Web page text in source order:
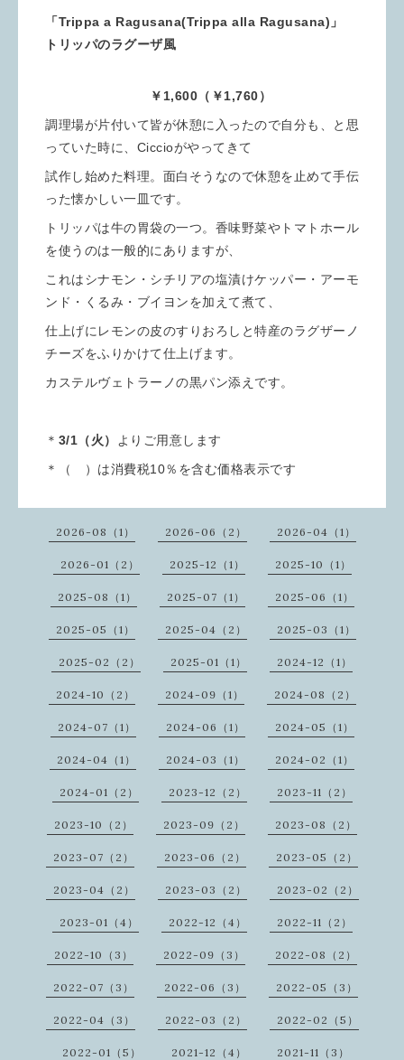
「Trippa a Ragusana(Trippa alla Ragusana)」
トリッパのラグーザ風
￥1,600（￥1,760）
調理場が片付いて皆が休憩に入ったので自分も、と思
っていた時に、Ciccioがやってきて
試作し始めた料理。面白そうなので休憩を止めて手伝
った懐かしい一皿です。
トリッパは牛の胃袋の一つ。香味野菜やトマトホール
を使うのは一般的にありますが、
これはシナモン・シチリアの塩漬けケッパー・アーモ
ンド・くるみ・ブイヨンを加えて煮て、
仕上げにレモンの皮のすりおろしと特産のラグザーノ
チーズをふりかけて仕上げます。
カステルヴェトラーノの黒パン添えです。
＊ 3/1（火）
よりご用意します
＊（ ）は消費税10％を含む価格表示です
2026-08（1） 2026-06（2） 2026-04（1）
2026-01（2） 2025-12（1） 2025-10（1）
2025-08（1） 2025-07（1） 2025-06（1）
2025-05（1） 2025-04（2） 2025-03（1）
2025-02（2） 2025-01（1） 2024-12（1）
2024-10（2） 2024-09（1） 2024-08（2）
2024-07（1） 2024-06（1） 2024-05（1）
2024-04（1） 2024-03（1） 2024-02（1）
2024-01（2） 2023-12（2） 2023-11（2）
2023-10（2） 2023-09（2） 2023-08（2）
2023-07（2） 2023-06（2） 2023-05（2）
2023-04（2） 2023-03（2） 2023-02（2）
2023-01（4） 2022-12（4） 2022-11（2）
2022-10（3） 2022-09（3） 2022-08（2）
2022-07（3） 2022-06（3） 2022-05（3）
2022-04（3） 2022-03（2） 2022-02（5）
2022-01（5） 2021-12（4） 2021-11（3）